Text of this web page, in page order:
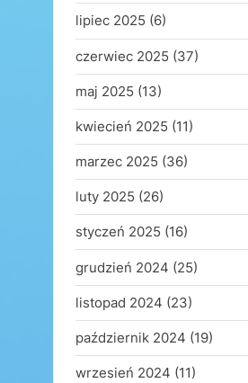
lipiec 2025 (6)
czerwiec 2025 (37)
maj 2025 (13)
kwiecień 2025 (11)
marzec 2025 (36)
luty 2025 (26)
styczeń 2025 (16)
grudzień 2024 (25)
listopad 2024 (23)
październik 2024 (19)
wrzesień 2024 (11)